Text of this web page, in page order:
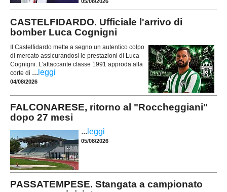
05/08/2026
CASTELFIDARDO. Ufficiale l'arrivo di
bomber Luca Cognigni
Il Castelfidardo mette a segno un autentico colpo
di mercato assicurandosi le prestazioni di Luca
Cognigni. L'attaccante classe 1991 approda alla
corte di ... leggi
04/08/2026
FALCONARESE, ritorno al "Roccheggiani"
dopo 27 mesi
... leggi
05/08/2026
PASSATEMPESE. Stangata a campionato